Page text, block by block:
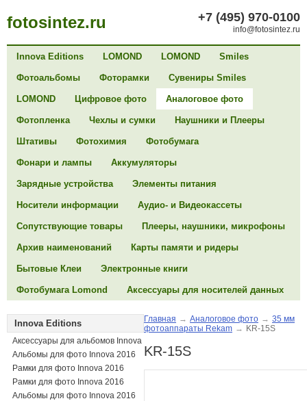
fotosintez.ru +7 (495) 970-0100
info@fotosintez.ru
Innova Editions LOMOND LOMOND Smiles
Фотоальбомы Фоторамки Сувениры Smiles
LOMOND Цифровое фото Аналоговое фото
Фотопленка Чехлы и сумки Наушники и Плееры
Штативы Фотохимия Фотобумага
Фонари и лампы Аккумуляторы
Зарядные устройства Элементы питания
Носители информации Аудио- и Видеокассеты
Сопутствующие товары Плееры, наушники, микрофоны
Архив наименований Карты памяти и ридеры
Бытовые Клеи Электронные книги
Фотобумага Lomond Аксессуары для носителей данных
Innova Editions
Аксессуары для альбомов Innova
Альбомы для фото Innova 2016
Рамки для фото Innova 2016
Рамки для фото Innova 2016
Альбомы для фото Innova 2016
Главная → Аналоговое фото → 35 мм
фотоаппараты Rekam → KR-15S
KR-15S